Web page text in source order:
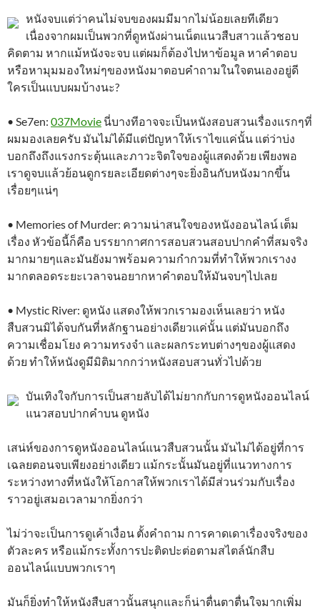
หนังจบแต่ว่าคนไม่จบของผมมีมากไม่น้อยเลยทีเดียว
เนื่องจากผมเป็นพวกที่ดูหนังผ่านเน็ตแนวสืบสาวแล้วชอบ
คิดตาม หากแม้หนังจะจบ แต่ผมก็ต้องไปหาข้อมูล หาคำตอบ
หรือหามุมมองใหม่ๆของหนังมาตอบคำถามในใจตนเองอยู่ดี
ใครเป็นแบบผมบ้างนะ?
• Se7en: 037Movie นี่บางทีอาจจะเป็นหนังสอบสวนเรื่องแรกๆที่
ผมมองเลยครับ มันไม่ได้มีแต่ปัญหาให้เราไขแค่นั้น แต่ว่าบ่ง
บอกถึงถึงแรงกระตุ้นและภาวะจิตใจของผู้แสดงด้วย เพียงพอ
เราดูจบแล้วย้อนดูกรยละเอียดต่างๆจะยิ่งอินกับหนังมากขึ้น
เรื่อยๆแน่ๆ
• Memories of Murder: ความน่าสนใจของหนังออนไลน์ เต็ม
เรื่อง หัวข้อนี้ก็คือ บรรยากาศการสอบสวนสอบปากคำที่สมจริง
มากมายๆและมันยังมาพร้อมความกำกวมที่ทำให้พวกเรางง
มากตลอดระยะเวลาจนอยากหาคำตอบให้มันจบๆไปเลย
• Mystic River: ดูหนัง แสดงให้พวกเรามองเห็นเลยว่า หนัง
สืบสวนมิได้จบกันที่หลักฐานอย่างเดียวแค่นั้น แต่มันบอกถึง
ความเชื่อมโยง ความทรงจำ และผลกระทบต่างๆของผู้แสดง
ด้วย ทำให้หนังดูมีมิติมากกว่าหนังสอบสวนทั่วไปด้วย
บันเทิงใจกับการเป็นสายลับได้ไม่ยากกับการดูหนังออนไลน์
แนวสอบปากคำบน ดูหนัง
เสน่ห์ของการดูหนังออนไลน์แนวสืบสวนนั้น มันไม่ได้อยู่ที่การ
เฉลยตอนจบเพียงอย่างเดียว แม้กระนั้นมันอยู่ที่แนวทางการ
ระหว่างทางที่หนังให้โอกาสให้พวกเราได้มีส่วนร่วมกับเรื่อง
ราวอยู่เสมอเวลามากยิ่งกว่า
ไม่ว่าจะเป็นการดูเค้าเงื่อน ตั้งคำถาม การคาดเดาเรื่องจริงของ
ตัวละคร หรือแม้กระทั้งการปะติดปะต่อตามสไตล์นักสืบ
ออนไลน์แบบพวกเราๆ
มันก็ยิ่งทำให้หนังสืบสาวนั้นสนุกและก็น่าตื่นตาตื่นใจมากเพิ่ม